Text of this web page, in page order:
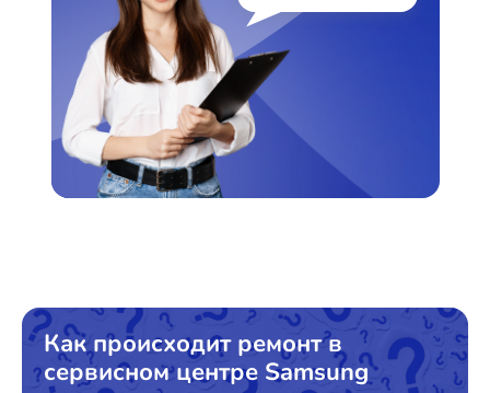
Как происходит ремонт в
сервисном центре Samsung